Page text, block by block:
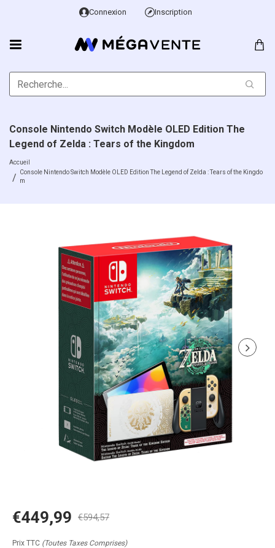
Connexion Inscription
Accueil
Console Nintendo Switch Modèle OLED Edition The Legend of Zelda : Tears of the Kingdo
m
Console Nintendo Switch Modèle OLED Edition The
Legend of Zelda : Tears of the Kingdom
€449,99 €594,57
Prix TTC (Toutes Taxes Comprises)